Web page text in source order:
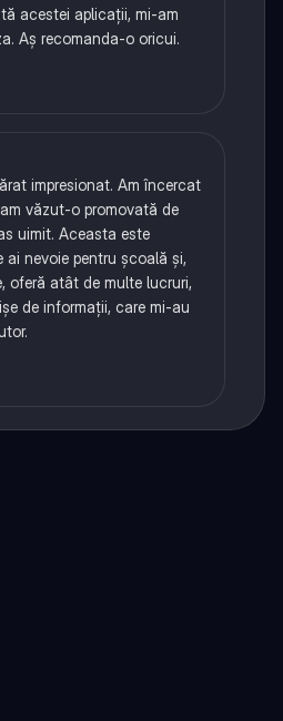
acestei aplicații, mi-am
Aș recomanda-o oricui.
impresionat. Am încercat
văzut-o promovată de
uimit. Aceasta este
ai nevoie pentru școală și,
oferă atât de multe lucruri,
de informații, care mi-au